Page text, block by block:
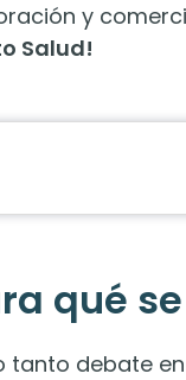
y
Salud!
qué
tanto debate